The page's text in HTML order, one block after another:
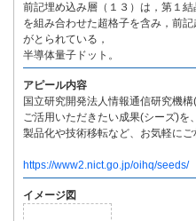
前記埋め込み層（１３）は，第１
を組み合わせた超格子を含み，前
がとられている，
半導体量子ドット。
アピール内容
国立研究開発法人情報通信研究機
ご活用いただきたい成果(シーズ)を
製品化や技術移転など、お気軽にご
https://www2.nict.go.jp/oihq/seeds/
イメージ図